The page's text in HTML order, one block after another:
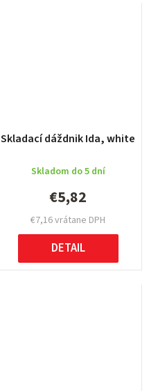
Skladací dáždnik Ida, white
Skladom do 5 dní
€7,16 vrátane DPH
€5,82
DETAIL